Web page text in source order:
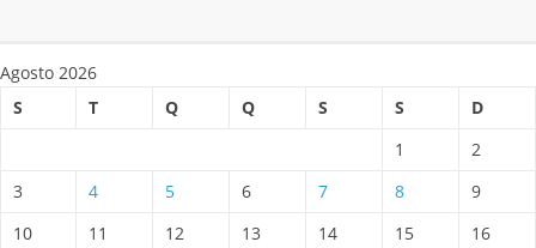
Agosto 2026
S
T Q Q S S
D
1
2
3
4 5 6 7 8
9
10
11 12 13 14 15
16